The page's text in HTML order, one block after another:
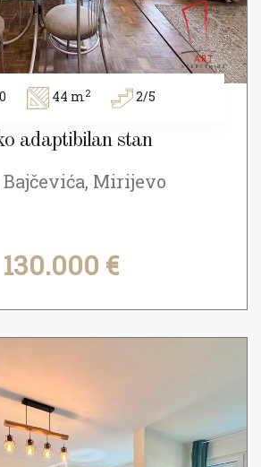
44 m2 2/5
adaptibilan stan
Mirijevo
130.000 €